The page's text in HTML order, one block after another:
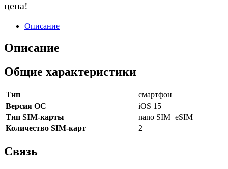
цена!
Описание
Описание
Общие характеристики
Тип
смартфон
Версия ОС
iOS 15
Тип SIM-карты
nano SIM+eSIM
Количество SIM-карт
2
Связь